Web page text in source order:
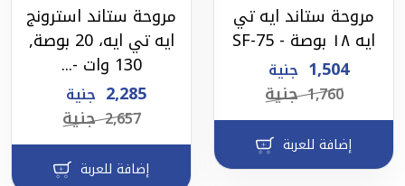
مروحة ستاند ايه تي
ايه ١٨ بوصة - SF-75
1,504 جنية
1,760 جنية
إضافة للعربة
مروحة ستاند استرونج
ايه تي ايه، 20 بوصة,
130 وات -...
2,285 جنية
2,657 جنية
إضافة للعربة